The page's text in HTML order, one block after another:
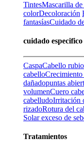
TintesMascarilla
colorDecoloración
fantasíasCuidado
cuidado especifico
CaspaCabello
cabello
dañadopuntas
volumenCuero
cabelludoIrritación
rizadoRotura del
Solarexceso de
Tratamientos